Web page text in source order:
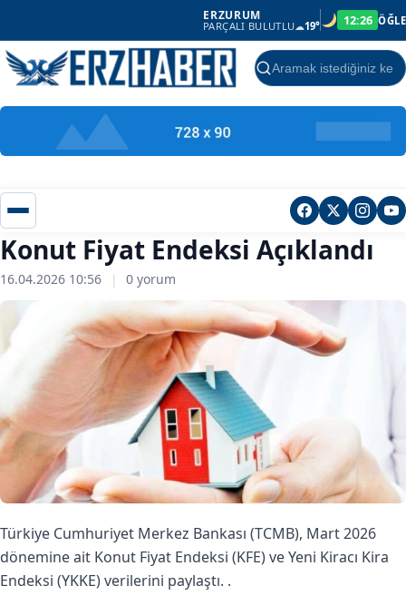
ERZURUM
PARÇALI BULUTLU☁19° 12:26 ÖĞLE
Ara
Konut Fiyat Endeksi Açıklandı
16.04.2026 10:56 | 0 yorum
Türkiye Cumhuriyet Merkez Bankası (TCMB), Mart 2026
dönemine ait Konut Fiyat Endeksi (KFE) ve Yeni Kiracı Kira
Endeksi (YKKE) verilerini paylaştı. .